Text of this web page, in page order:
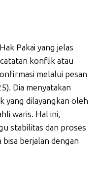
Pakai yang jelas
konflik atau
melalui pesan
Dia menyatakan
yang dilayangkan oleh
waris. Hal ini,
stabilitas dan proses
berjalan dengan